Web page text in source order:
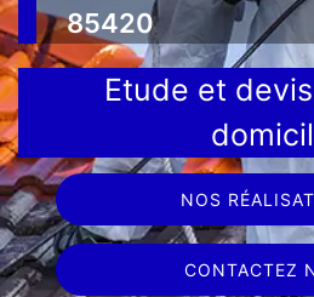
85420
Etude et
NOS
CONTACTEZ